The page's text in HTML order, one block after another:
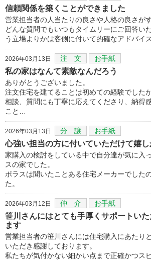
信頼関係を築くことができました
営業担当者の人当たりの良さや人格の良さが
どんな質問でもいつもタイムリーにご回答い
う立場よりかは客側に付いて的確なアドバイ
2026年03月13日 注 文 お手紙
私の家はなんて素敵なんだろう
ありがとうございました。
注文住宅を建てることは初めての経験でした
相談、質問にも丁寧に応えてくださり、納得
こと…
2026年03月13日 分 譲 お手紙
心強い担当の方に付いていただけて嬉
家購入の検討をしている中で自分達が気に入
スの家でした。
ポラスは聞いたことある住宅メーカーでした
た。
2026年03月12日 仲 介 お手紙
笹川さんにはとても手厚くサポートい
ます
営業担当者の笹川さんには住宅購入にあたり
いただき感謝しております。
私たちが気付かない細かい点まで正確かつス